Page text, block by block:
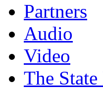
Partners
Audio
Video
The